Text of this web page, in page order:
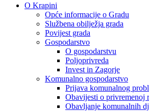
O Krapini
Opće informacije o Gradu
Službena obilježja grada
Povijest grada
Gospodarstvo
O gospodarstvu
Poljoprivreda
Invest in Zagorje
Komunalno gospodarstvo
Prijava komunalnog
Obavijesti o privremenoj
Obavljanje komunalnih